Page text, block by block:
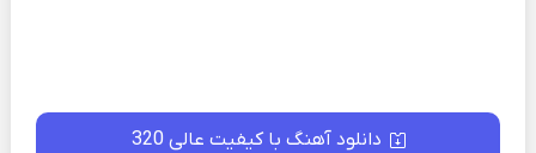
دانلود آهنگ با کیفیت عالی 320